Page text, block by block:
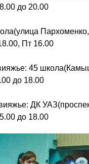
до 20.00
Пт 16.00
45
до 18.00
ДК
до 18.00